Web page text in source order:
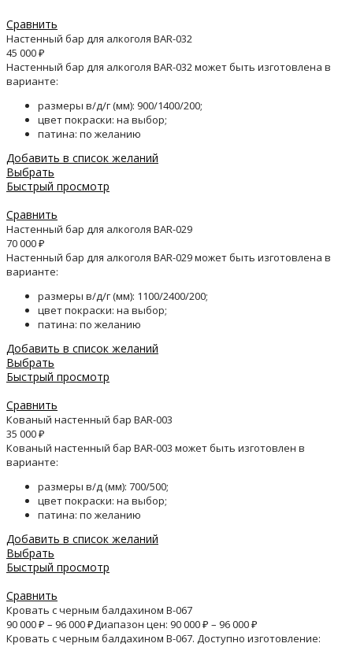
Сравнить
Настенный бар для алкоголя BAR-032
45 000₽
Настенный бар для алкоголя BAR-032 может быть изготовлена в
варианте:
размеры в/д/г (мм): 900/1400/200;
цвет покраски: на выбор;
патина: по желанию
Добавить в список желаний
Выбрать
Быстрый просмотр
Сравнить
Настенный бар для алкоголя BAR-029
70 000₽
Настенный бар для алкоголя BAR-029 может быть изготовлена в
варианте:
размеры в/д/г (мм): 1100/2400/200;
цвет покраски: на выбор;
патина: по желанию
Добавить в список желаний
Выбрать
Быстрый просмотр
Сравнить
Кованый настенный бар BAR-003
35 000₽
Кованый настенный бар BAR-003 может быть изготовлен в
варианте:
размеры в/д (мм): 700/500;
цвет покраски: на выбор;
патина: по желанию
Добавить в список желаний
Выбрать
Быстрый просмотр
Сравнить
Кровать с черным балдахином B-067
90 000₽ – 96 000₽Диапазон цен: 90 000 ₽ – 96 000 ₽
Кровать с черным балдахином B-067. Доступно изготовление: